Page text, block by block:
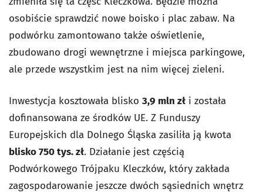
osobiście sprawdzić nowe boisko i plac zabaw. Na
podwórku zamontowano także oświetlenie,
zbudowano drogi wewnętrzne i miejsca parkingowe,
ale przede wszystkim jest na nim więcej zieleni.
Inwestycja kosztowała blisko 3,9 mln zł i została
dofinansowana ze środków UE. Z Funduszy
Europejskich dla Dolnego Śląska zasiliła ją kwota
blisko 750 tys. zł. Działanie jest częścią
Podwórkowego Trójpaku Kleczków, który zakłada
zagospodarowanie jeszcze dwóch sąsiednich wnętrz